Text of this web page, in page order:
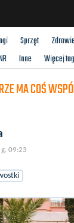
Sprzęt
Inne Więcej
MA COŚ
09:23